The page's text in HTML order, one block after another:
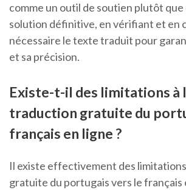
comme un outil de soutien plutôt que
solution définitive, en vérifiant et en
nécessaire le texte traduit pour
et sa précision.
Existe-t-il des limitations à
traduction gratuite du
français en ligne ?
Il existe effectivement des
gratuite du portugais vers le français